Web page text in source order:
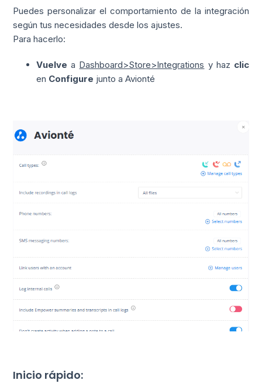
Puedes personalizar el comportamiento de la integración
según tus necesidades desde los ajustes.
Para hacerlo:
Vuelve a Dashboard>Store>Integrations y haz clic
en Configure junto a Avionté
Inicio rápido: